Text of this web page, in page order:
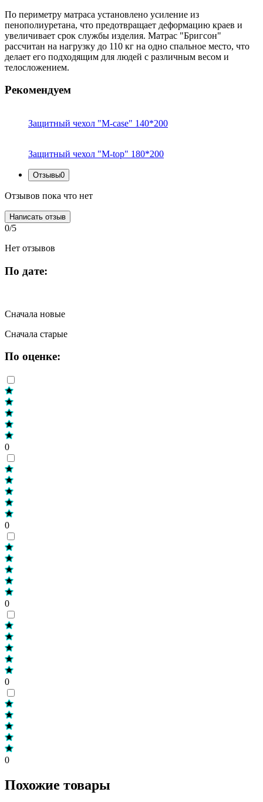
По периметру матраса установлено усиление из
пенополиуретана, что предотвращает деформацию краев и
увеличивает срок службы изделия. Матрас "Бригсон"
рассчитан на нагрузку до 110 кг на одно спальное место, что
делает его подходящим для людей с различным весом и
телосложением.
Рекомендуем
Защитный чехол "M-case" 140*200
Защитный чехол "M-top" 180*200
Отзывы0
Отзывов пока что нет
Написать отзыв
0/5
Нет отзывов
По дате:
Сначала новые
Сначала старые
По оценке:
0
0
0
0
0
Похожие товары